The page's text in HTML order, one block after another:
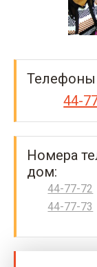
Телефоны
44-
Номера
дом:
44-77-72
44-77-73